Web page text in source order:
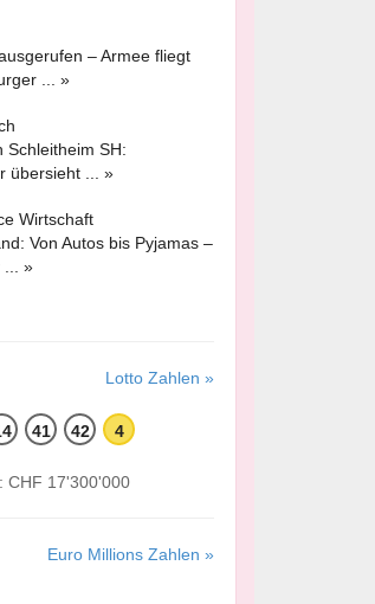
– Armee fliegt
... »
Schleitheim SH:
übersieht ... »
Von Autos bis Pyjamas –
... »
Lotto Zahlen »
41 42 4
CHF 17'300'000
Euro Millions Zahlen »